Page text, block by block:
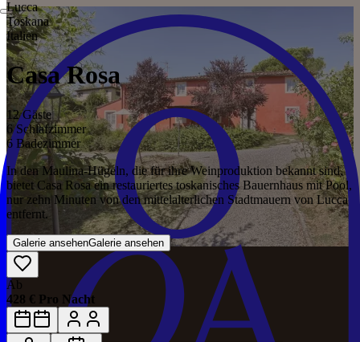
Lucca
Toskana
Italien
Casa Rosa
12 Gäste
6 Schlafzimmer
6 Badezimmer
In den Maulina-Hügeln, die für ihre Weinproduktion bekannt sind,
bietet Casa Rosa ein restauriertes toskanisches Bauernhaus mit Pool,
nur zehn Minuten von den mittelalterlichen Stadtmauern von Lucca
entfernt.
Galerie ansehenGalerie ansehen
Ab
428 € Pro Nacht